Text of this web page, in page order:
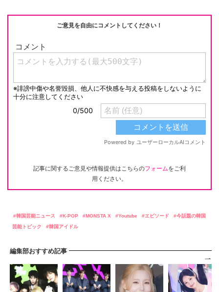
ご意見を自由にコメントしてください！
記事に関するご意見や情報提供はこちらのフォームをご利
用ください。
韓国芸能ニュース K-POP MONSTA X Youtube エピソード
今話題の韓国
芸能トピック
韓国アイドル
編集部おすすめ記事